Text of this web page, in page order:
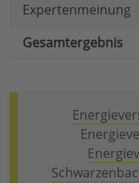
Expertenmeinung
Gesamtergebnis